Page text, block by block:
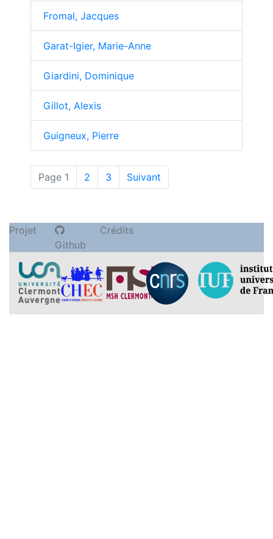
Fromal, Jacques
Garat-Igier, Marie-Anne
Giardini, Dominique
Gillot, Alexis
Guigneux, Pierre
Page 1 (actuelle)
2 3 Suivant
Projet
Github
Crédits